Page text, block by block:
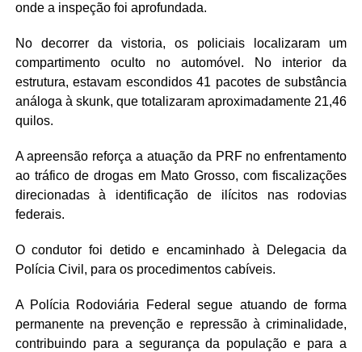
onde a inspeção foi aprofundada.
No decorrer da vistoria, os policiais localizaram um
compartimento oculto no automóvel. No interior da
estrutura, estavam escondidos 41 pacotes de substância
análoga à skunk, que totalizaram aproximadamente 21,46
quilos.
A apreensão reforça a atuação da PRF no enfrentamento
ao tráfico de drogas em Mato Grosso, com fiscalizações
direcionadas à identificação de ilícitos nas rodovias
federais.
O condutor foi detido e encaminhado à Delegacia da
Polícia Civil, para os procedimentos cabíveis.
A Polícia Rodoviária Federal segue atuando de forma
permanente na prevenção e repressão à criminalidade,
contribuindo para a segurança da população e para a